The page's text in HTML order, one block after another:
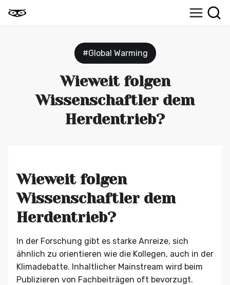
#Global Warming
Wieweit folgen
Wissenschaftler dem
Herdentrieb?
Wieweit folgen
Wissenschaftler dem
Herdentrieb?
In der Forschung gibt es starke Anreize, sich
ähnlich zu orientieren wie die Kollegen, auch in der
Klimadebatte. Inhaltlicher Mainstream wird beim
Publizieren von Fachbeiträgen oft bevorzugt.